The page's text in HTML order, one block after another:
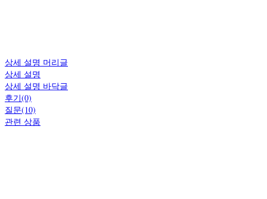
상세 설명 머리글
상세 설명
상세 설명 바닥글
후기(0)
질문(10)
관련 상품